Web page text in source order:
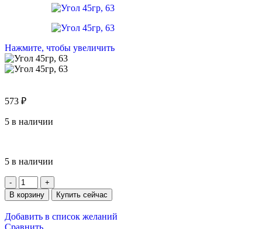
Нажмите, чтобы увеличить
573 ₽
5 в наличии
5 в наличии
В корзину Купить сейчас
Добавить в список желаний
Сравнить